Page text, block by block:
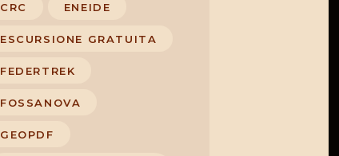
CRC ENEIDE
ESCURSIONE GRATUITA
FEDERTREK
FOSSANOVA
GEOPDF